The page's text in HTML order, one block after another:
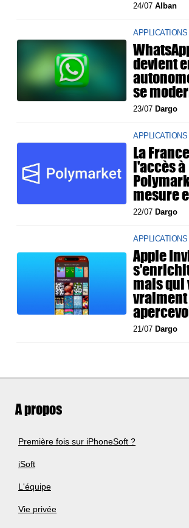
24/07Alban
devient
se
23/07Dargo
La
l'accès à
mesure
22/07Dargo
Apple
mais qui
21/07Dargo
A propos
Première fois sur iPhoneSoft ?
iSoft
L'équipe
Vie privée